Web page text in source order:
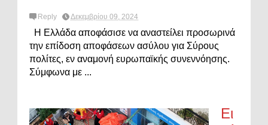
Reply Δεκεμβρίου 09, 2024
Η Ελλάδα αποφάσισε να αναστείλει προσωρινά
την επίδοση αποφάσεων ασύλου για Σύρους
πολίτες, εν αναμονή ευρωπαϊκής συνεννόησης.
Σύμφωνα με ...
Ει